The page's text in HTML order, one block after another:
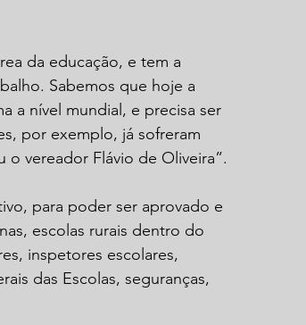
da educação, e tem a
Sabemos que hoje a
a nível mundial, e precisa ser
por exemplo, já sofreram
vereador Flávio de Oliveira”.
para poder ser aprovado e
escolas rurais dentro do
inspetores escolares,
das Escolas, seguranças,